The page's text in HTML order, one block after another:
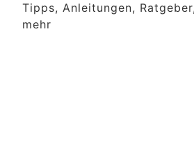
Tipps, Anleitungen,
mehr